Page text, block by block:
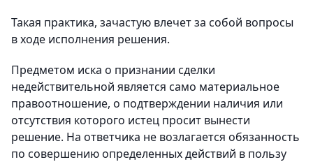
Такая практика, зачастую влечет за собой вопросы
в ходе исполнения решения.
Предметом иска о признании сделки
недействительной является само материальное
правоотношение, о подтверждении наличия или
отсутствия которого истец просит вынести
решение. На ответчика не возлагается обязанность
по совершению определенных действий в пользу